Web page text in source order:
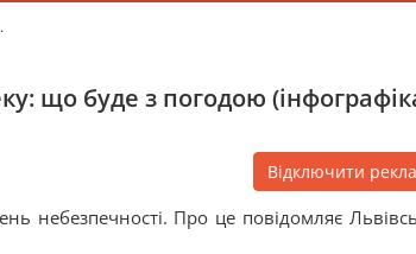
що буде з погодою
Відключити
небезпечності. Про це повідомляє